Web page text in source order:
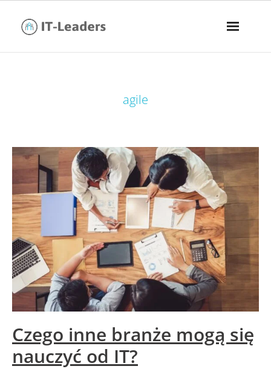
agile
Czego inne branże mogą się
nauczyć od IT?